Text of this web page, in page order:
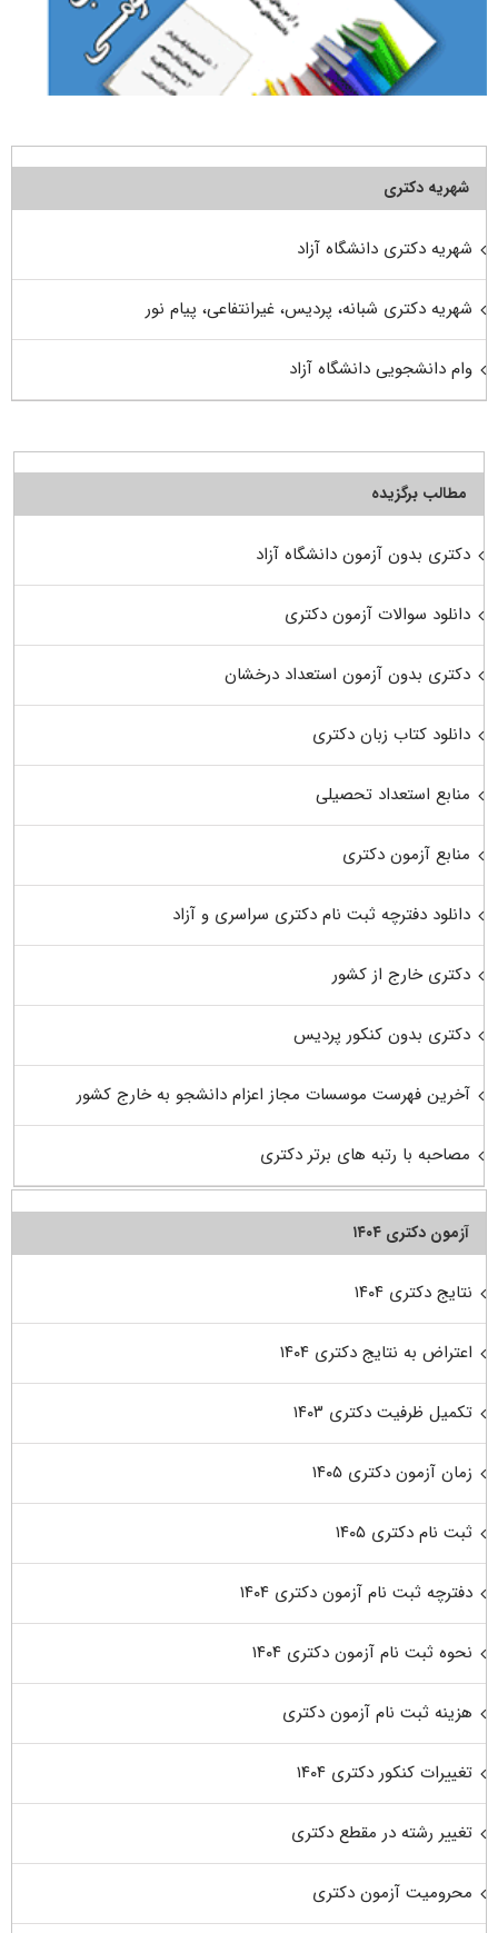
شهریه دکتری
شهریه دکتری دانشگاه آزاد
شهریه دکتری شبانه، پردیس، غیرانتفاعی، پیام نور
وام دانشجویی دانشگاه آزاد
مطالب برگزیده
دکتری بدون آزمون دانشگاه آزاد
دانلود سوالات آزمون دکتری
دکتری بدون آزمون استعداد درخشان
دانلود کتاب زبان دکتری
منابع استعداد تحصیلی
منابع آزمون دکتری
دانلود دفترچه ثبت نام دکتری سراسری و آزاد
دکتری خارج از کشور
دکتری بدون کنکور پردیس
آخرین فهرست موسسات مجاز اعزام دانشجو به خارج کشور
مصاحبه با رتبه های برتر دکتری
آزمون دکتری ۱۴۰۴
نتایج دکتری ۱۴۰۴
اعتراض به نتایج دکتری ۱۴۰۴
تکمیل ظرفیت دکتری ۱۴۰۳
زمان آزمون دکتری ۱۴۰۵
ثبت نام دکتری ۱۴۰۵
دفترچه ثبت نام آزمون دکتری ۱۴۰۴
نحوه ثبت نام آزمون دکتری ۱۴۰۴
هزینه ثبت نام آزمون دکتری
تغییرات کنکور دکتری ۱۴۰۴
تغییر رشته در مقطع دکتری
محرومیت آزمون دکتری